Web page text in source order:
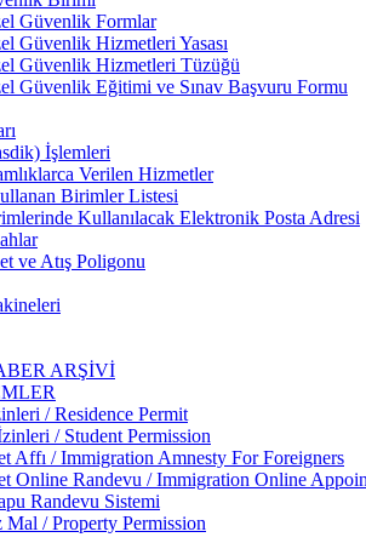
Güvenlik Formlar
Güvenlik Hizmetleri Yasası
Güvenlik Hizmetleri Tüzüğü
Güvenlik Eğitimi ve Sınav Başvuru Formu
İşlemleri
Verilen Hizmetler
Birimler Listesi
Kullanılacak Elektronik Posta Adresi
ve Atış Poligonu
ARŞİVİ
/ Residence Permit
/ Student Permission
Affı / Immigration Amnesty For Foreigners
Online Randevu / Immigration Online
Randevu Sistemi
Mal / Property Permission